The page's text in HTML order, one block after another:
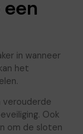
een
in wanneer
het
verouderde
Ook
om de sloten